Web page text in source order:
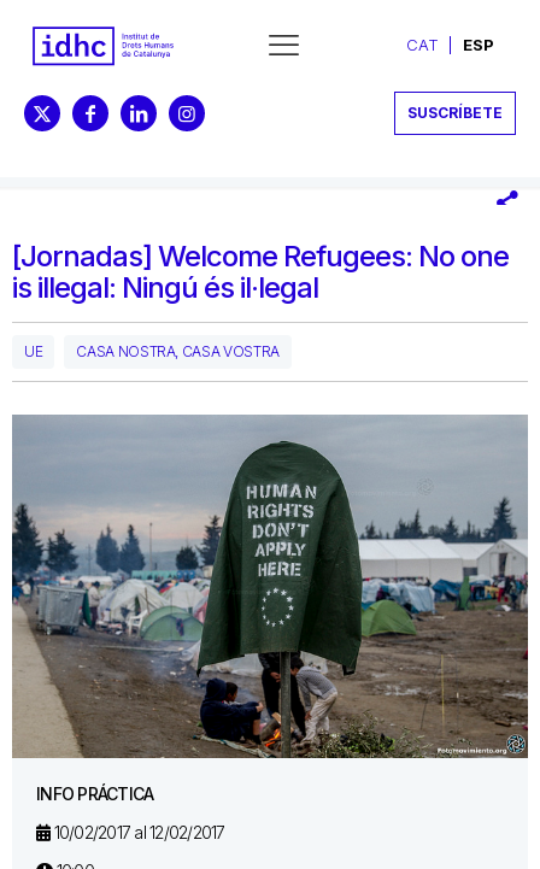
CAT ESP
SUSCRÍBETE
[Jornadas] Welcome Refugees: No one
is illegal: Ningú és il·legal
UE CASA NOSTRA, CASA VOSTRA
INFO PRÁCTICA
10/02/2017 al 12/02/2017